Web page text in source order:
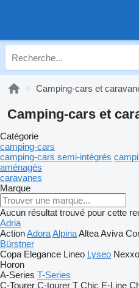
Camping-cars et
Camping-cars et
Catégorie
camping-cars
camping-cars semi-intégrés
aménagés
caravanes
Marque
Aucun résultat trouvé pour cette
Adria
ActionAdoraAlpinaAlteaAviva
Bürstner
Copa Elegance Lineo Lyseo Nexxo
Horon
A-Series T-Series
C-Tourer C-tourer T Chic E-Line